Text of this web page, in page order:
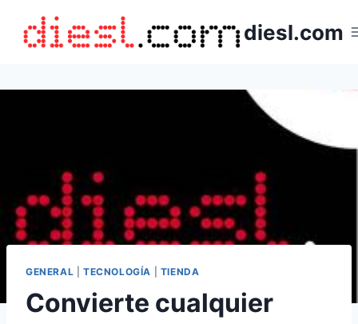
contenido
diesl.com
GENERAL TECNOLOGÍA TIENDA
Convierte cualquier